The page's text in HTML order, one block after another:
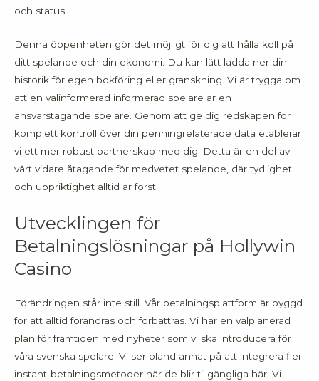
och status.
Denna öppenheten gör det möjligt för dig att hålla koll på
ditt spelande och din ekonomi. Du kan lätt ladda ner din
historik för egen bokföring eller granskning. Vi är trygga om
att en välinformerad informerad spelare är en
ansvarstagande spelare. Genom att ge dig redskapen för
komplett kontroll över din penningrelaterade data etablerar
vi ett mer robust partnerskap med dig. Detta är en del av
vårt vidare åtagande för medvetet spelande, där tydlighet
och uppriktighet alltid är först.
Utvecklingen för
Betalningslösningar på Hollywin
Casino
Förändringen står inte still. Vår betalningsplattform är byggd
för att alltid förändras och förbättras. Vi har en välplanerad
plan för framtiden med nyheter som vi ska introducera för
våra svenska spelare. Vi ser bland annat på att integrera fler
instant-betalningsmetoder när de blir tillgängliga här. Vi